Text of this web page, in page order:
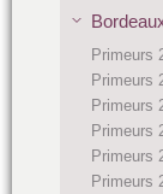
Primeurs
Primeurs
Primeurs
Primeurs
Primeurs
Primeurs